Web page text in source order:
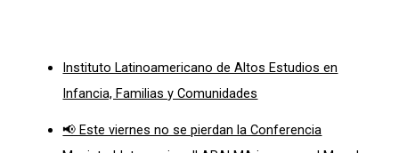
Instituto Latinoamericano de Altos Estudios en
Infancia, Familias y Comunidades
📢 Este viernes no se pierdan la Conferencia